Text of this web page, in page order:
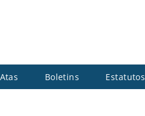
Atas Boletins Estatutos